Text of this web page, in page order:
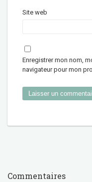
Site web
Enregistrer mon nom,
navigateur pour mon
Commentaires